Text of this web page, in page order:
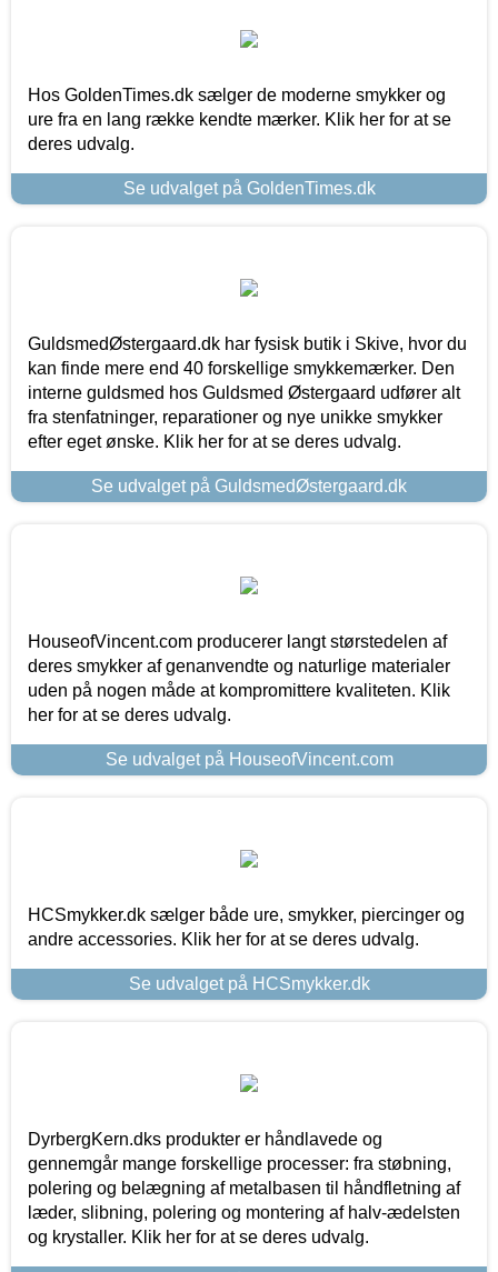
Hos GoldenTimes.dk sælger de moderne smykker og
ure fra en lang række kendte mærker. Klik her for at se
deres udvalg.
Se udvalget på GoldenTimes.dk
GuldsmedØstergaard.dk har fysisk butik i Skive, hvor du
kan finde mere end 40 forskellige smykkemærker. Den
interne guldsmed hos Guldsmed Østergaard udfører alt
fra stenfatninger, reparationer og nye unikke smykker
efter eget ønske. Klik her for at se deres udvalg.
Se udvalget på GuldsmedØstergaard.dk
HouseofVincent.com producerer langt størstedelen af
deres smykker af genanvendte og naturlige materialer
uden på nogen måde at kompromittere kvaliteten. Klik
her for at se deres udvalg.
Se udvalget på HouseofVincent.com
HCSmykker.dk sælger både ure, smykker, piercinger og
andre accessories. Klik her for at se deres udvalg.
Se udvalget på HCSmykker.dk
DyrbergKern.dks produkter er håndlavede og
gennemgår mange forskellige processer: fra støbning,
polering og belægning af metalbasen til håndfletning af
læder, slibning, polering og montering af halv-ædelsten
og krystaller. Klik her for at se deres udvalg.